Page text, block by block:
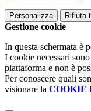
Personalizza Rifiuta
Gestione cookie
In questa schermata è
I cookie necessari
piattaforma e non è
Per conoscere quali
visionare la COOKIE